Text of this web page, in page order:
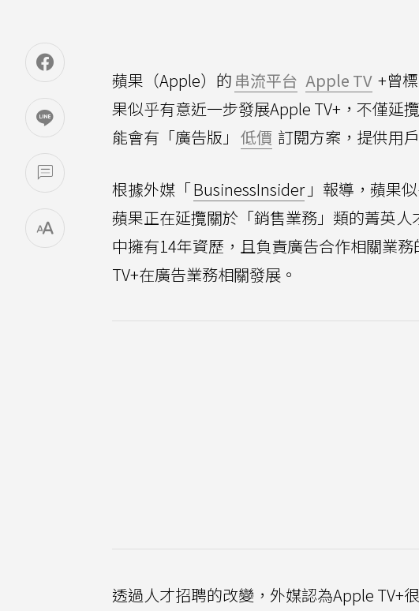
蘋果（Apple）的 串流平台 Apple TV +曾
果似乎有意近一步發展Apple TV+，不僅延
能會有「廣告版」 低價 訂閱方案，提供用
根據外媒「BusinessInsider 」報導，蘋果
蘋果正在延攬關於「銷售業務」類的菁英
中擁有14年資歷，且負責廣告合作相關業
TV+在廣告業務相關發展。
透過人才招聘的改變，外媒認為Apple TV+